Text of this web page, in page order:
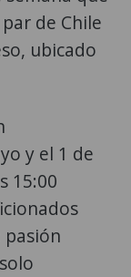
de Chile
ubicado
y el 1 de
15:00